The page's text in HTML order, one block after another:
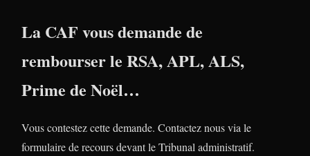
La CAF vous demande de
rembourser le RSA, APL, ALS,
Prime de Noël…
Vous contestez cette demande. Contactez nous via le
formulaire de recours devant le Tribunal administratif.